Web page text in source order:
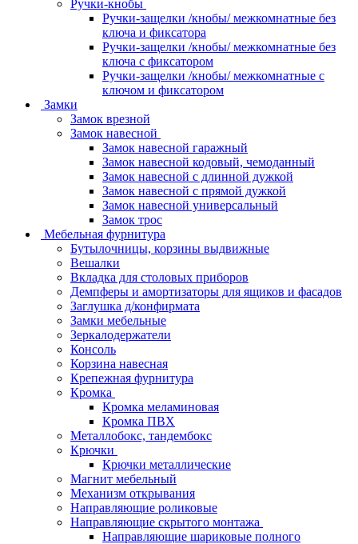
Ручки-кнобы
Ручки-защелки /кнобы/ межкомнатные без
ключа и фиксатора
Ручки-защелки /кнобы/ межкомнатные без
ключа с фиксатором
Ручки-защелки /кнобы/ межкомнатные с
ключом и фиксатором
Замки
Замок врезной
Замок навесной
Замок навесной гаражный
Замок навесной кодовый, чемоданный
Замок навесной с длинной дужкой
Замок навесной с прямой дужкой
Замок навесной универсальный
Замок трос
Мебельная фурнитура
Бутылочницы, корзины выдвижные
Вешалки
Вкладка для столовых приборов
Демпферы и амортизаторы для ящиков и фасадов
Заглушка д/конфирмата
Замки мебельные
Зеркалодержатели
Консоль
Корзина навесная
Крепежная фурнитура
Кромка
Кромка меламиновая
Кромка ПВХ
Металлобокс, тандембокс
Крючки
Крючки металлические
Магнит мебельный
Механизм открывания
Направляющие роликовые
Направляющие скрытого монтажа
Направляющие шариковые полного